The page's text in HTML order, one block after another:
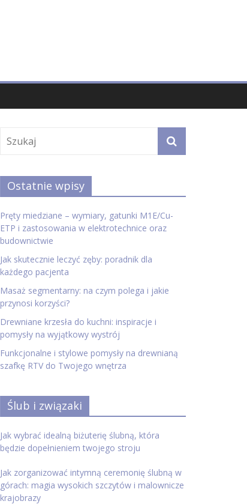
Ostatnie wpisy
Pręty miedziane – wymiary, gatunki M1E/Cu-
ETP i zastosowania w elektrotechnice oraz
budownictwie
Jak skutecznie leczyć zęby: poradnik dla
każdego pacjenta
Masaż segmentarny: na czym polega i jakie
przynosi korzyści?
Drewniane krzesła do kuchni: inspiracje i
pomysły na wyjątkowy wystrój
Funkcjonalne i stylowe pomysły na drewnianą
szafkę RTV do Twojego wnętrza
Ślub i związaki
Jak wybrać idealną biżuterię ślubną, która
będzie dopełnieniem twojego stroju
Jak zorganizować intymną ceremonię ślubną w
górach: magia wysokich szczytów i malownicze
krajobrazy